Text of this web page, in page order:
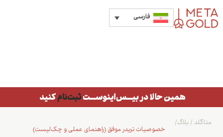
فارسی
خصوصیات تریدر موفق (راهنمای عملی و چک‌لیست)
متاگلد /بلاگ/